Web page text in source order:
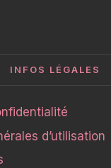
INFOS LÉGALES
d’utilisation